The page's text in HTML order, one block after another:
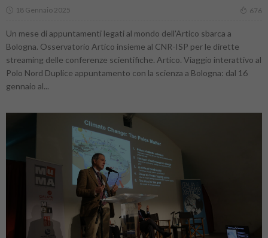
18 Gennaio 2025 676
Un mese di appuntamenti legati al mondo dell'Artico sbarca a
Bologna. Osservatorio Artico insieme al CNR-ISP per le dirette
streaming delle conferenze scientifiche. Artico. Viaggio interattivo al
Polo Nord Duplice appuntamento con la scienza a Bologna: dal 16
gennaio al...